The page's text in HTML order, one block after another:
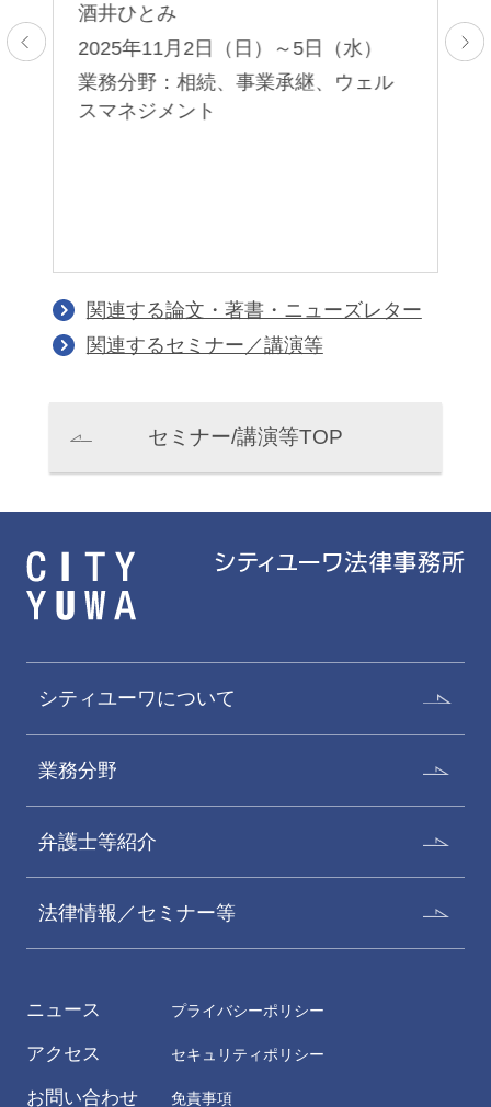
酒井ひとみ
2025年11月2日（日）～5日（水）
業務分野：相続、事業承継、ウェル
スマネジメント
業
関連する論文・著書・ニューズレター
関連するセミナー／講演等
セミナー/講演等TOP
シティユーワについて
業務分野
弁護士等紹介
法律情報／セミナー等
ニュース
アクセス
お問い合わせ
プライバシーポリシー
セキュリティポリシー
免責事項